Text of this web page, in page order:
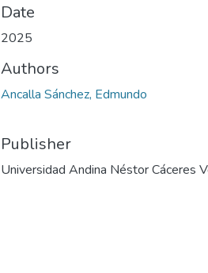
Date
2025
Authors
Ancalla Sánchez, Edmundo
Publisher
Universidad Andina Néstor Cáceres